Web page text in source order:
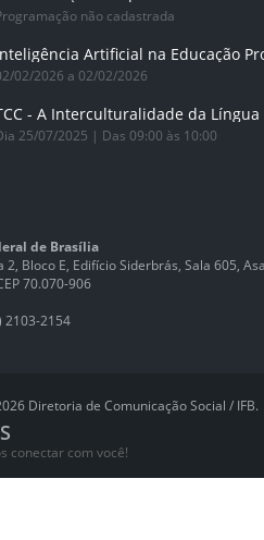
não cadastrada
02/2026 a 02/02/2026
25/07/2025 | Das 09:00 às 10:00
de Brasília
2, Bloco E, Edifício Siderbrás, Sala 605,
70.070-906
2103-2154
Diretoria de Comunicação Social / IFB.
conectar com você!